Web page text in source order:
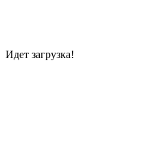
Идет загрузка!